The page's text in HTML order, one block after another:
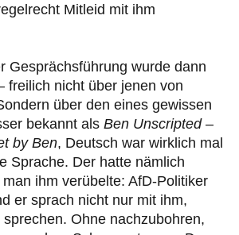
Mitleid mit ihm
Gesprächsführung wurde dann
freilich nicht über jenen von
über den eines gewissen
bekannt als Ben Unscripted–
by Ben, Deutsch war wirklich mal
Sprache. Der hatte nämlich
ihm verübelte: AfD-Politiker
er sprach nicht nur mit ihm,
Ohne nachzubohren,